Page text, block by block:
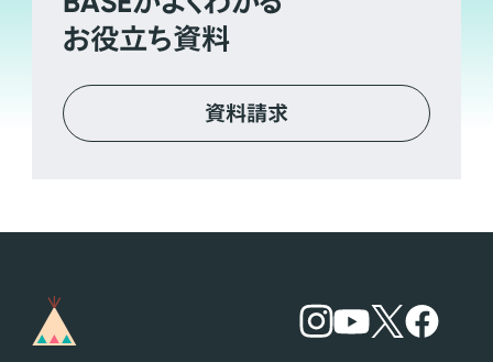
お役立ち資料
資料請求